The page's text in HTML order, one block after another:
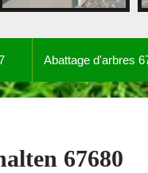
Abattage d'arbres
67680